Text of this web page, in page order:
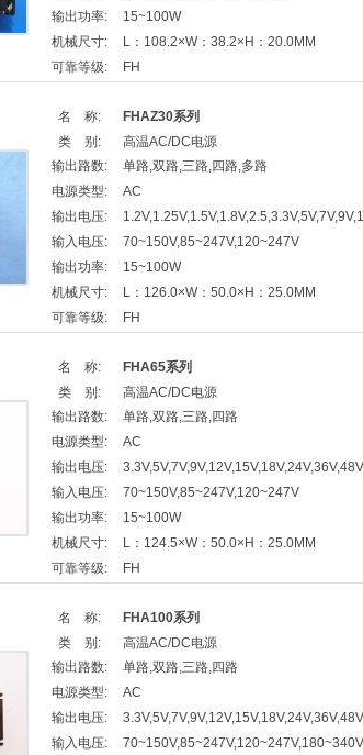
输出功率:
15~100W
机械尺寸:
L：108.2×W：38.2×H：20.0MM
可靠等级:
FH
名 称:
FHAZ30系列
类 别:
高温AC/DC电源
输出路数:
单路,双路,三路,四路,多路
电源类型:
AC
输出电压:
输入电压:
70~150V,85~247V,120~247V
输出功率:
15~100W
机械尺寸:
L：126.0×W：50.0×H：25.0MM
可靠等级:
FH
名 称:
FHA65系列
类 别:
高温AC/DC电源
输出路数:
单路,双路,三路,四路
电源类型:
AC
输出电压:
3.3V,5V,7V,9V,12V,15V,18V,24V,36V,48V
输入电压:
70~150V,85~247V,120~247V
输出功率:
15~100W
机械尺寸:
L：124.5×W：50.0×H：25.0MM
可靠等级:
FH
名 称:
FHA100系列
类 别:
高温AC/DC电源
输出路数:
单路,双路,三路,四路
电源类型:
AC
输出电压:
3.3V,5V,7V,9V,12V,15V,18V,24V,36V,48V
输入电压:
70~150V,85~247V,120~247V,180~340V